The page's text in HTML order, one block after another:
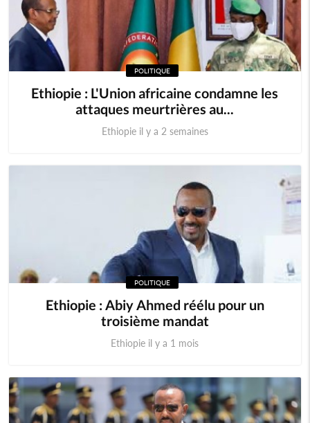
POLITIQUE
Ethiopie : L'Union africaine condamne les
attaques meurtrières au...
Ethiopie il y a 2 semaines
POLITIQUE
Ethiopie : Abiy Ahmed réélu pour un
troisième mandat
Ethiopie il y a 1 mois